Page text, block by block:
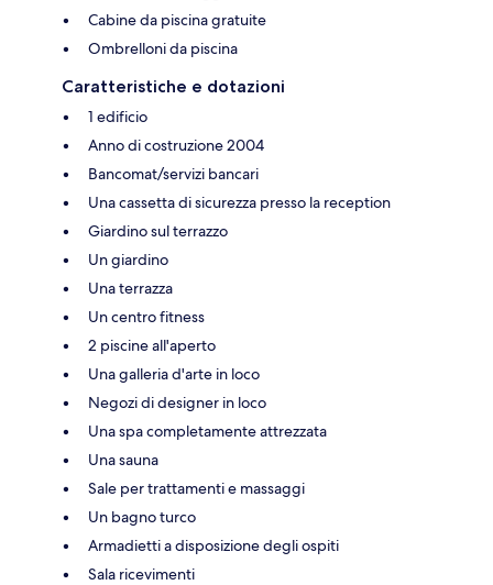
Cabine da piscina gratuite
Ombrelloni da piscina
Caratteristiche e dotazioni
1 edificio
Anno di costruzione 2004
Bancomat/servizi bancari
Una cassetta di sicurezza presso la reception
Giardino sul terrazzo
Un giardino
Una terrazza
Un centro fitness
2 piscine all'aperto
Una galleria d'arte in loco
Negozi di designer in loco
Una spa completamente attrezzata
Una sauna
Sale per trattamenti e massaggi
Un bagno turco
Armadietti a disposizione degli ospiti
Sala ricevimenti